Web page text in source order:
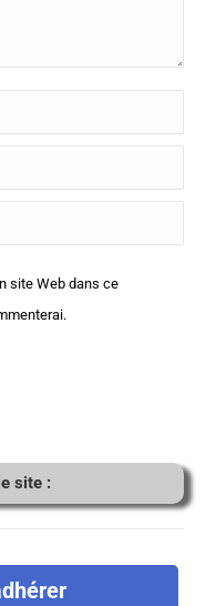
site Web dans ce
site :